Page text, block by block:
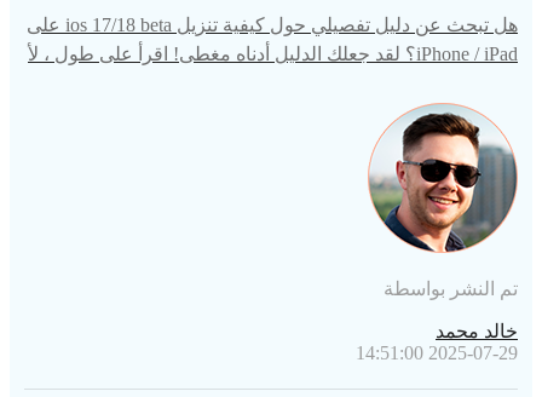
هل تبحث عن دليل تفصيلي حول كيفية تنزيل ios 17/18 beta على
iPhone / iPad؟ لقد جعلك الدليل أدناه مغطى! اقرأ على طول ، لأ
تم النشر بواسطة
خالد محمد
2025-07-29 14:51:00